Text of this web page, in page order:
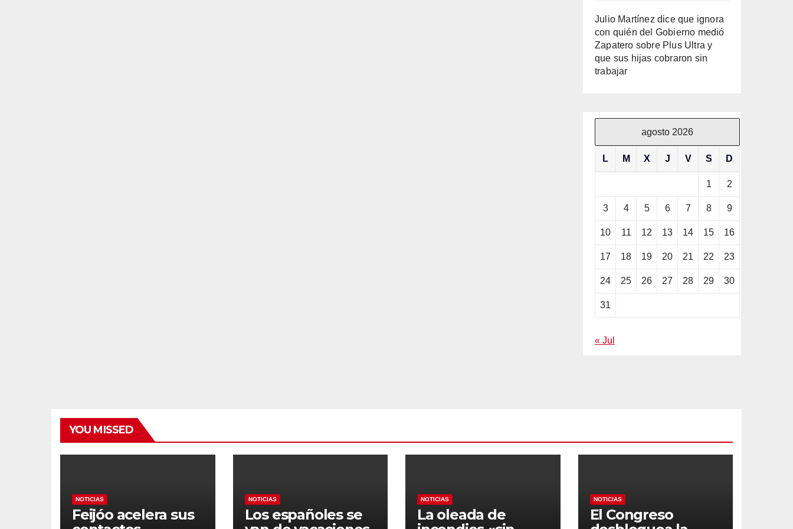
Julio Martínez dice que ignora
con quién del Gobierno medió
Zapatero sobre Plus Ultra y
que sus hijas cobraron sin
trabajar
agosto 2026
L M X J V S D
1 2
3 4 5 6 7 8 9
10 11 12 13 14 15 16
17 18 19 20 21 22 23
24 25 26 27 28 29 30
31
« Jul
YOU MISSED
NOTICIAS
Feijóo acelera sus
NOTICIAS
Los españoles se
NOTICIAS
La oleada de
NOTICIAS
El Congreso